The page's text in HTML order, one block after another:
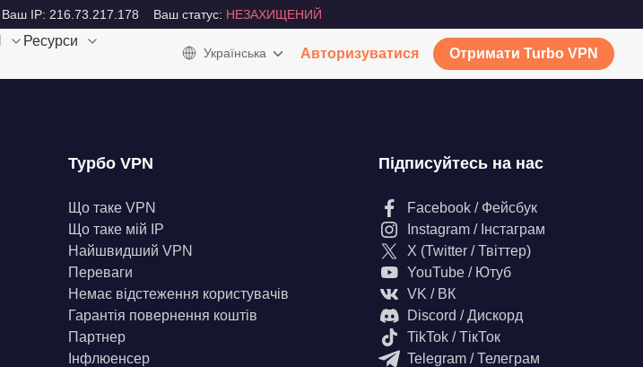
Ваш IP: 216.73.217.178 Ваш статус: НЕЗАХИЩЕНИЙ
Ресурси
Українська Авторизуватися Отримати Turbo VPN
Турбо VPN
Що таке VPN
Що таке мій IP
Найшвидший VPN
Переваги
Немає відстеження користувачів
Гарантія повернення коштів
Партнер
Інфлюенсер
Підписуйтесь на нас
Facebook / Фейсбук
Instagram / Інстаграм
X (Twitter / Твіттер)
YouTube / Ютуб
VK / ВК
Discord / Дискорд
TikTok / ТікТок
Telegram / Телеграм